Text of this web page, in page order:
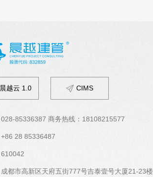
晨越云 1.0 CIMS
028-85336387 商务热线：18108215577
+86 28 85336487
610042
成都市高新区天府五街777号吉泰壹号大厦21-23楼